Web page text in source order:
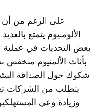
على الرغم من أن
الألومنيوم يتمتع
بعض التحديات في عملية
بأثاث الألمنيوم منخفض
شكوك حول الصداقة
يتطلب من الشركات
وزيادة وعي